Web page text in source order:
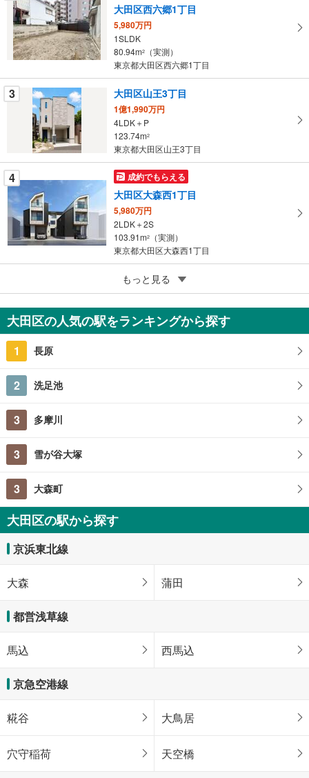
を
マ
イ
ペ
ジ
に
る
大田区西六郷1丁目
5,980万円
1SLDK
80.94m2
（実測）
東京都大田区西六郷1丁目
3 大田区山王3丁目
1億1,990万円
4LDK＋P
123.74m2
東京都大田区山王3丁目
4 成約でもらえる
大田区大森西1丁目
5,980万円
2LDK＋2S
103.91m2
（実測）
東京都大田区大森西1丁目
大田区山王3丁目
6,880万円
1SDK（S＝サービスルーム（納戸））
56.07m2（実測）
東京都大田区山王3丁目
もっと見る
大田区の人気の駅をランキングから探す
1 長原
2 洗足池
3 多摩川
3 雪が谷大塚
3 大森町
大田区の駅から探す
京浜東北線
大森 蒲田
都営浅草線
馬込 西馬込
京急空港線
糀谷 大鳥居
穴守稲荷 天空橋